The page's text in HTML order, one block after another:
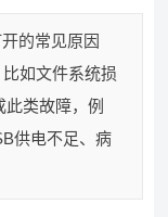
的常见原因
如文件系统损
类故障，例
供电不足、病